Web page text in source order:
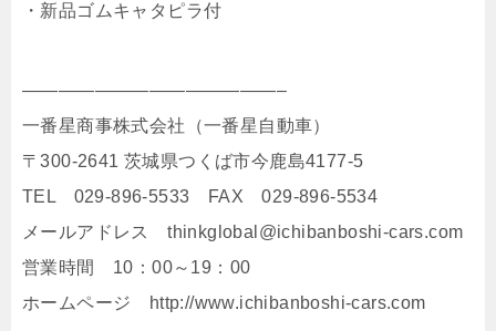
・新品ゴムキャタピラ付
——————————————–
一番星商事株式会社（一番星自動車）
〒300-2641 茨城県つくば市今鹿島4177-5
TEL 029-896-5533 FAX 029-896-5534
メールアドレス thinkglobal@ichibanboshi-cars.com
営業時間 10：00～19：00
ホームページ http://www.ichibanboshi-cars.com​​